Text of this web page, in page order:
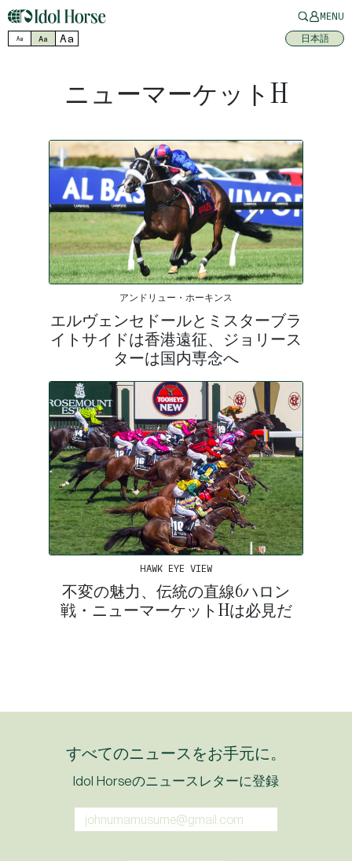
MENU
Aa Aa Aa 日本語
ニューマーケットH
アンドリュー・ホーキンス
エルヴェンセドールとミスターブラ
イトサイドは香港遠征、ジョリース
ターは国内専念へ
HAWK EYE VIEW
不変の魅力、伝統の直線6ハロン
戦・ニューマーケットHは必見だ
すべてのニュースをお手元に。
Idol Horseのニュースレターに登録